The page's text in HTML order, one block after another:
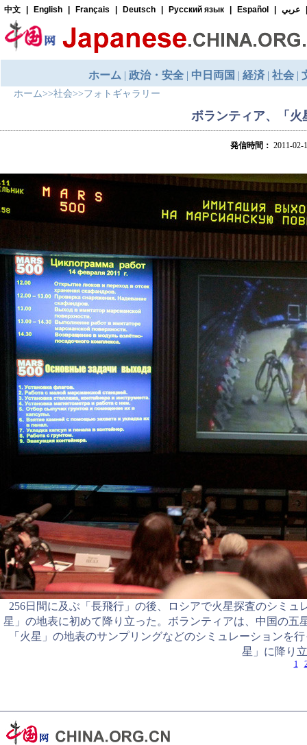
ホーム>>社会>>フォトギャラリー
ボランティア、「
発信時間： 2011-
256日間に及ぶ「長飛行」の後、ロシアで火星探査のシミ
星」の地表に初めて降り立った。ボランティアは、中国の
「火星」の地表のサンプリングなどのシミュレーションを
星」に降り
1